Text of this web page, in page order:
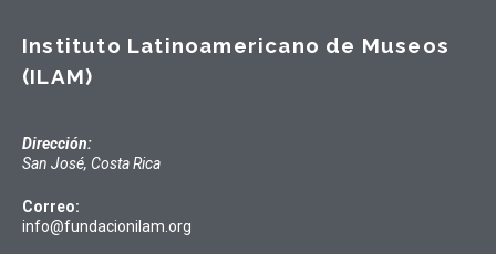
Instituto Latinoamericano de Museos
(ILAM)
Dirección:
San José, Costa Rica
Correo:
info@fundacionilam.org